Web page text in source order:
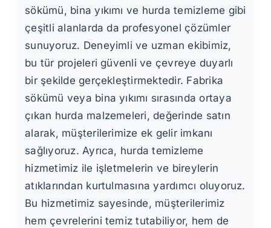
sökümü, bina yıkımı ve hurda temizleme gibi
çeşitli alanlarda da profesyonel çözümler
sunuyoruz. Deneyimli ve uzman ekibimiz,
bu tür projeleri güvenli ve çevreye duyarlı
bir şekilde gerçekleştirmektedir. Fabrika
sökümü veya bina yıkımı sırasında ortaya
çıkan hurda malzemeleri, değerinde satın
alarak, müşterilerimize ek gelir imkanı
sağlıyoruz. Ayrıca, hurda temizleme
hizmetimiz ile işletmelerin ve bireylerin
atıklarından kurtulmasına yardımcı oluyoruz.
Bu hizmetimiz sayesinde, müşterilerimiz
hem çevrelerini temiz tutabiliyor, hem de